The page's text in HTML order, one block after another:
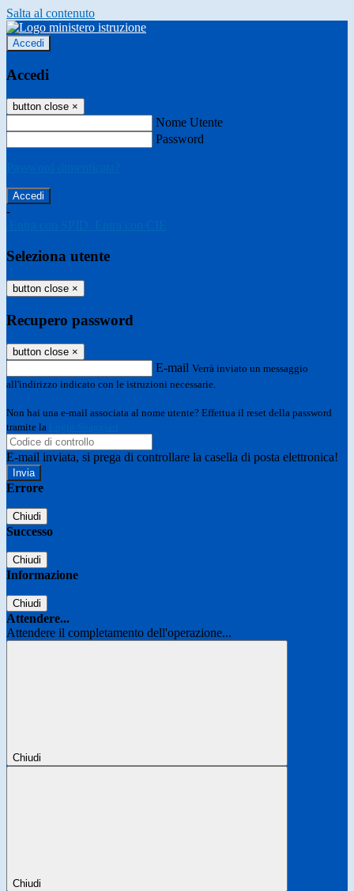
Salta al contenuto
Accedi
Accedi
button close ×
Nome Utente
Password
-
Seleziona utente
button close ×
Recupero password
button close ×
E-mail Verrà inviato un messaggio
all'indirizzo indicato con le istruzioni necessarie.
Non hai una e-mail associata al nome utente? Effettua il reset della password
tramite la
E-mail inviata, si prega di controllare la casella di posta elettronica!
Errore
Chiudi
Successo
Chiudi
Informazione
Chiudi
Attendere...
Attendere il completamento dell'operazione...
Chiudi
Chiudi